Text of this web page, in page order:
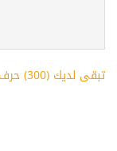
تبقى لديك (300) حرف